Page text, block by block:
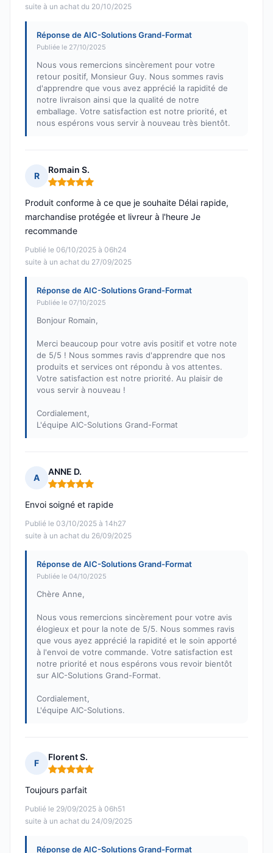
suite à un achat du 20/10/2025
Réponse de AIC-Solutions Grand-Format
Publiée le 27/10/2025
Nous vous remercions sincèrement pour votre
retour positif, Monsieur Guy. Nous sommes ravis
d'apprendre que vous avez apprécié la rapidité de
notre livraison ainsi que la qualité de notre
emballage. Votre satisfaction est notre priorité, et
nous espérons vous servir à nouveau très bientôt.
R
Romain S.
Note : 5 sur 5
Publié le 06/10/2025 à 06h24
suite à un achat du 27/09/2025
Produit conforme à ce que je souhaite Délai rapide,
marchandise protégée et livreur à l'heure Je
recommande
Réponse de AIC-Solutions Grand-Format
Publiée le 07/10/2025
Bonjour Romain,
Merci beaucoup pour votre avis positif et votre note
de 5/5 ! Nous sommes ravis d'apprendre que nos
produits et services ont répondu à vos attentes.
Votre satisfaction est notre priorité. Au plaisir de
vous servir à nouveau !
Cordialement,
L'équipe AIC-Solutions Grand-Format
A
ANNE D.
Note : 5 sur 5
Publié le 03/10/2025 à 14h27
suite à un achat du 26/09/2025
Envoi soigné et rapide
Réponse de AIC-Solutions Grand-Format
Publiée le 04/10/2025
Chère Anne,
Nous vous remercions sincèrement pour votre avis
élogieux et pour la note de 5/5. Nous sommes ravis
que vous ayez apprécié la rapidité et le soin apporté
à l'envoi de votre commande. Votre satisfaction est
notre priorité et nous espérons vous revoir bientôt
sur AIC-Solutions Grand-Format.
Cordialement,
L'équipe AIC-Solutions.
F
Florent S.
Note : 5 sur 5
Publié le 29/09/2025 à 06h51
suite à un achat du 24/09/2025
Toujours parfait
Réponse de AIC-Solutions Grand-Format